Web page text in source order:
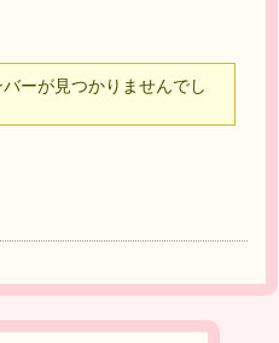
バーが見つかりませんでし